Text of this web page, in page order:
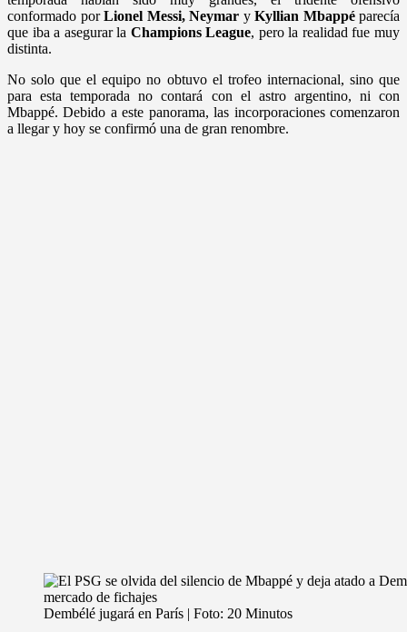
conformado porLionel Messi, Neymar y Kyllian Mbappéparecía
que iba a asegurar la Champions League, pero la realidad fue muy
distinta.
No solo que el equipo no obtuvo el trofeo internacional, sino que
para esta temporada no contará con el astro argentino, ni con
Mbappé. Debido a este panorama, las incorporaciones comenzaron
a llegar y hoy se confirmó una de gran renombre.
Dembélé jugará en París | Foto: 20 Minutos